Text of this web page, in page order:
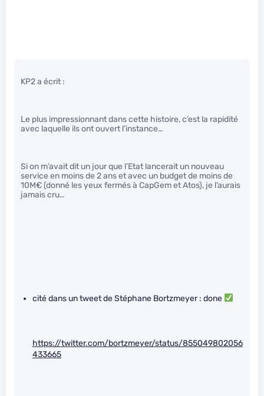
KP2 a écrit :
Le plus impressionnant dans cette histoire, c’est la rapidité
avec laquelle ils ont ouvert l’instance…
Si on m’avait dit un jour que l’Etat lancerait un nouveau
service en moins de 2 ans et avec un budget de moins de
10M€ (donné les yeux fermés à CapGem et Atos), je l’aurais
jamais cru…
cité dans un tweet de Stéphane Bortzmeyer : done
https://twitter.com/bortzmeyer/status/855049802056
433665